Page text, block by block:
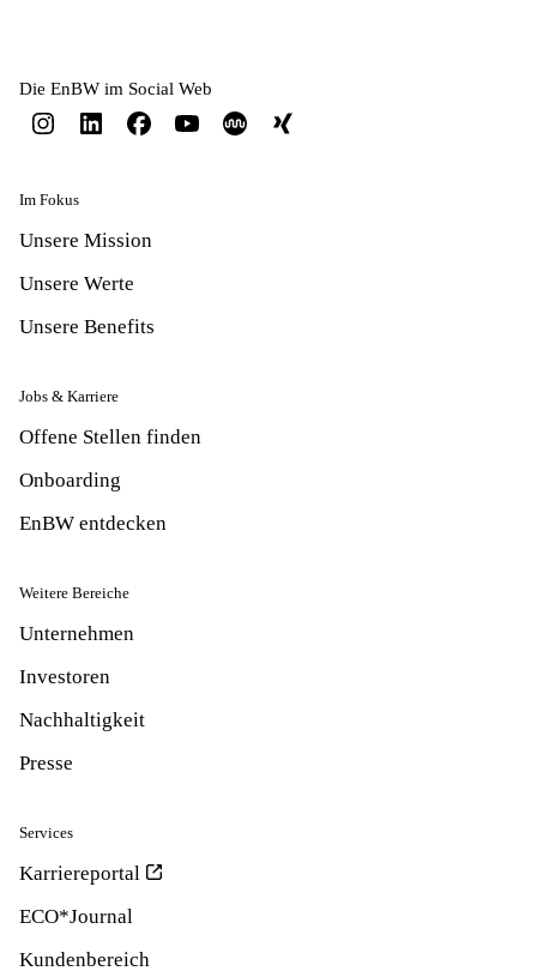
Die EnBW im Social Web
Im Fokus
Unsere Mission
Unsere Werte
Unsere Benefits
Jobs & Karriere
Offene Stellen finden
Onboarding
EnBW entdecken
Weitere Bereiche
Unternehmen
Investoren
Nachhaltigkeit
Presse
Services
Karriereportal
ECO*Journal
Kundenbereich